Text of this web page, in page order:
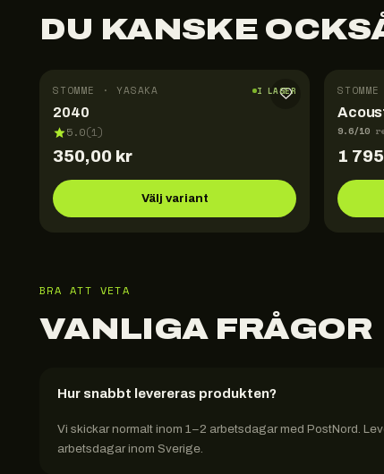
DU KANSKE
STOMME · YASAKA I LAGER
2040
5.0(1)
350,00 kr
Välj variant
9.6/10
1
BRA ATT VETA
VANLIGA FRÅGOR
Hur snabbt levereras produkten?
Vi skickar normalt inom 1–2 arbetsdagar med PostNord.
arbetsdagar inom Sverige.